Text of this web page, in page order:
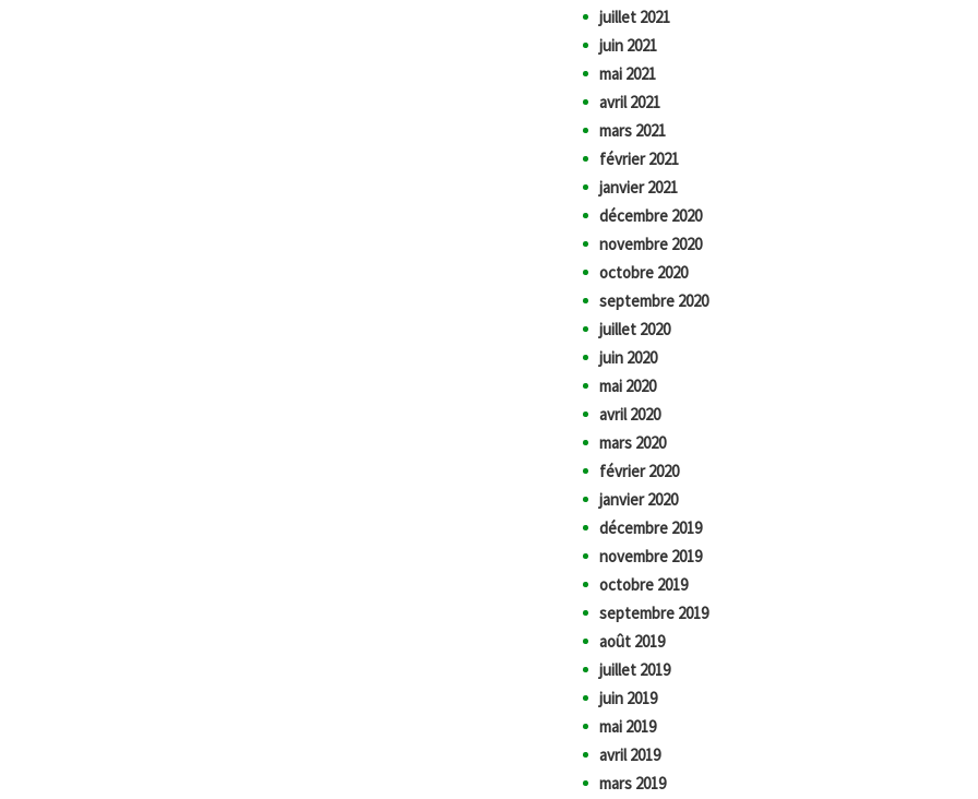
juillet 2021
juin 2021
mai 2021
avril 2021
mars 2021
février 2021
janvier 2021
décembre 2020
novembre 2020
octobre 2020
septembre 2020
juillet 2020
juin 2020
mai 2020
avril 2020
mars 2020
février 2020
janvier 2020
décembre 2019
novembre 2019
octobre 2019
septembre 2019
août 2019
juillet 2019
juin 2019
mai 2019
avril 2019
mars 2019